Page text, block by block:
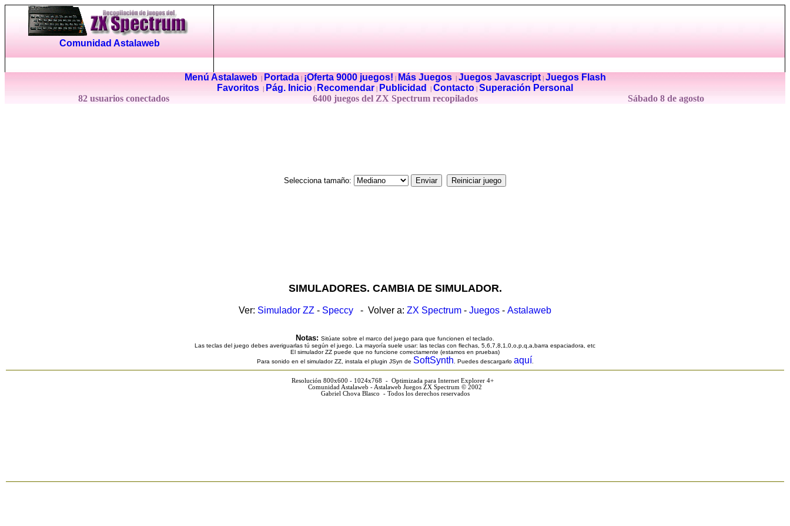
Comunidad Astalaweb
Menú Astalaweb| Portada| ¡Oferta 9000 juegos! Más Juegos| Juegos Javascript| Juegos Flash
Favoritos
Pág. Inicio Recomendar Publicidad Contacto Superación Personal
82 usuarios conectados
6400 juegos del ZX Spectrum recopilados Sábado 8 de agosto
Selecciona tamaño:
SIMULADORES. CAMBIA DE SIMULADOR.
Ver: Simulador ZZ - Speccy - Volver a: ZX Spectrum - Juegos - Astalaweb
Notas: Sitúate sobre el marco del juego para que funcionen el teclado.
Las teclas del juego debes averiguarlas tú según el juego. La mayoría suele usar: las teclas con flechas, 5,6,7,8,1,0,o,p,q,a,barra espaciadora, etc
El simulador ZZ puede que no funcione correctamente (estamos en pruebas)
Para sonido en el simulador ZZ, instala el plugin JSyn de SoftSynth . Puedes descargarlo aquí
Resolución 800x600 - 1024x768 - Optimizada para Internet Explorer 4+
Comunidad Astalaweb - Astalaweb Juegos ZX Spectrum © 2002
Gabriel Chova Blasco - Todos los derechos reservados